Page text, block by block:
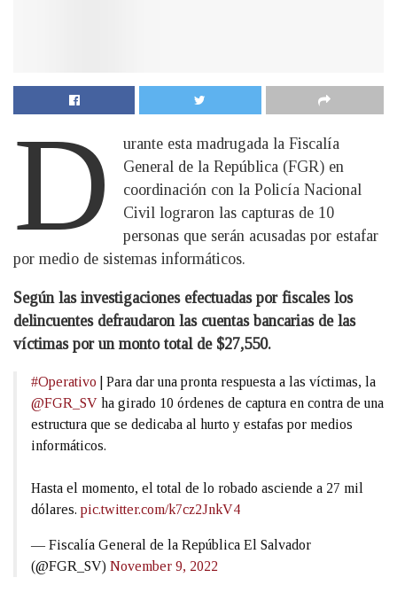
D
urante esta madrugada la Fiscalía
General de la República (FGR) en
coordinación con la Policía Nacional
Civil lograron las capturas de 10
personas que serán acusadas por estafar
por medio de sistemas informáticos.
Según las investigaciones efectuadas por fiscales los
delincuentes defraudaron las cuentas bancarias de las
víctimas por un monto total de $27,550.
#Operativo | Para dar una pronta respuesta a las víctimas, la
@FGR_SV ha girado 10 órdenes de captura en contra de una
estructura que se dedicaba al hurto y estafas por medios
informáticos.
Hasta el momento, el total de lo robado asciende a 27 mil
dólares. pic.twitter.com/k7cz2JnkV4
— Fiscalía General de la República El Salvador
(@FGR_SV) November 9, 2022